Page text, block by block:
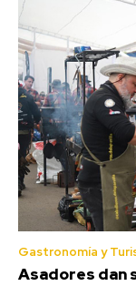
Gastronomía y
Asadores dan